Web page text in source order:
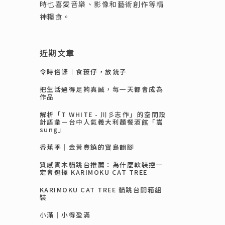
時也喜愛音樂、影像和藝術創作等精
神糧食。
近期文章
令時俗諺｜食菝仔，放銃子
把生活過得足夠真誠，每一天都會成為
作品
解析「T WHITE - 川彡志作」的空間設
計語彙－台中人氣義大利麵餐酒館「嵩
sung」
香蕉季｜金黃豐饒的寶島韻腳
質感實木貓跳台推薦：為什麼軟裝控一
定會選擇 KARIMOKU CAT TREE
KARIMOKU CAT TREE 貓跳台開箱組
裝
小滿｜小得盈滿